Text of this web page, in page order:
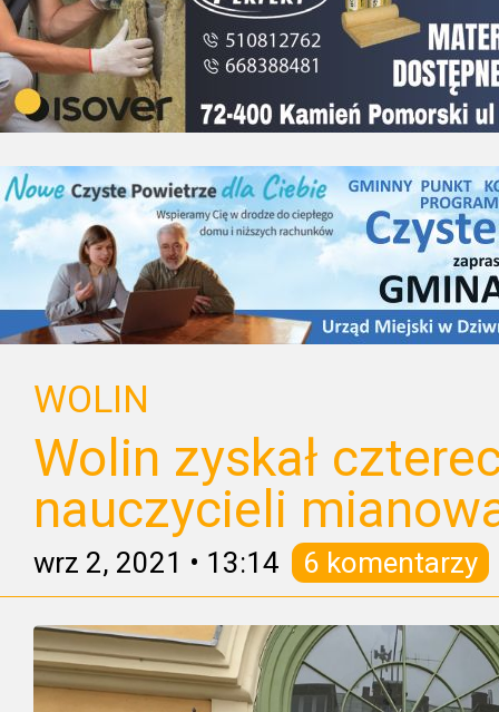
WOLIN
Wolin zyskał
nauczycieli
wrz 2, 2021 • 13:14 6 komentarzy